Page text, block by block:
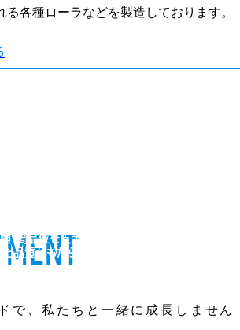
高品位を支えるべく高い技術力
品質がもたらすゆるぎない信頼
る各種ローラなどを製造しております。
で、私たちと一緒に成長しません